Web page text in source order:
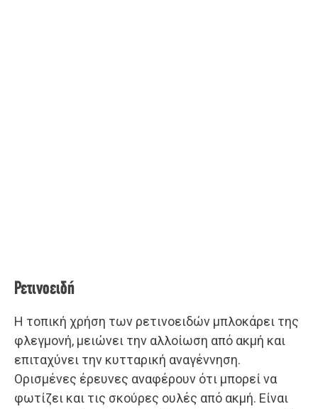
Ρετινοειδή
Η τοπική χρήση των ρετινοειδών μπλοκάρει της
φλεγμονή, μειώνει την αλλοίωση από ακμή και
επιταχύνει την κυτταρική αναγέννηση.
Ορισμένες έρευνες αναφέρουν ότι μπορεί να
φωτίζει και τις σκούρες ουλές από ακμή. Είναι